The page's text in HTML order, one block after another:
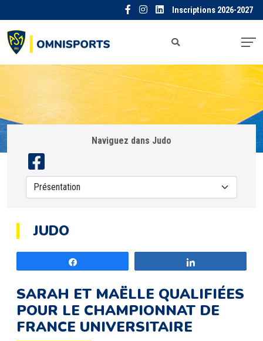
Inscriptions 2026-2027
Naviguez dans Judo
JUDO
SARAH ET MAËLLE QUALIFIÉES
POUR LE CHAMPIONNAT DE
FRANCE UNIVERSITAIRE